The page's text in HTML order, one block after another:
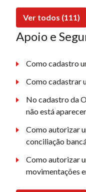
Ver todos (111)
Apoio e
Como cadastro
Como cadastrar
No cadastro da
não está
Como autorizar
conciliação
Como autorizar
movimentações